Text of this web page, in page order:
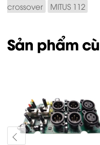
crossover
MITUS 112
Sản phẩm